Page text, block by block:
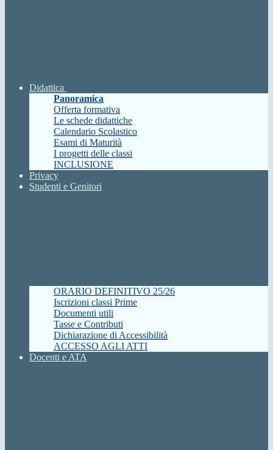
Didattica
Panoramica
Offerta formativa
Le schede didattiche
Calendario Scolastico
Esami di Maturità
I progetti delle classi
INCLUSIONE
Privacy
Studenti e Genitori
ORARIO DEFINITIVO 25/26
Iscrizioni classi Prime
Documenti utili
Tasse e Contributi
Dichiarazione di Accessibilità
ACCESSO AGLI ATTI
Docenti e ATA